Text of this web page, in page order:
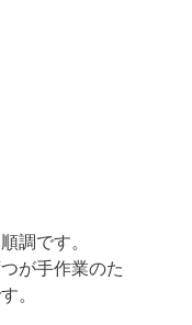
調です。
が手作業のた
。